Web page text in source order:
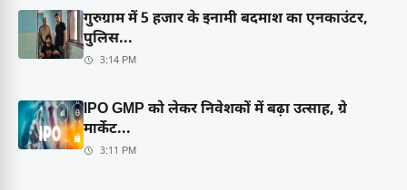
गुरुग्राम में 5 हजार के इनामी बदमाश का एनकाउंटर,
पुलिस...
3:14 PM
IPO GMP को लेकर निवेशकों में बढ़ा उत्साह, ग्रे
मार्केट...
3:11 PM